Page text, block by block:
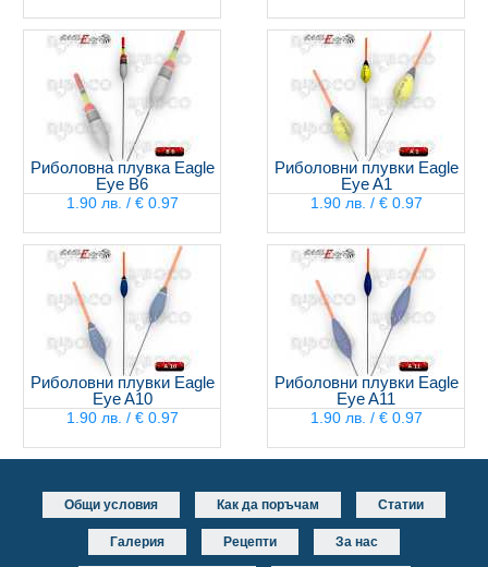
Риболовна плувка Eagle
Eye B6
1.90 лв. / € 0.97
Риболовни плувки Eagle
Eye A1
1.90 лв. / € 0.97
Риболовни плувки Eagle
Eye A10
1.90 лв. / € 0.97
Риболовни плувки Eagle
Eye A11
1.90 лв. / € 0.97
Общи условия Как да поръчам Статии
Галерия Рецепти За нас